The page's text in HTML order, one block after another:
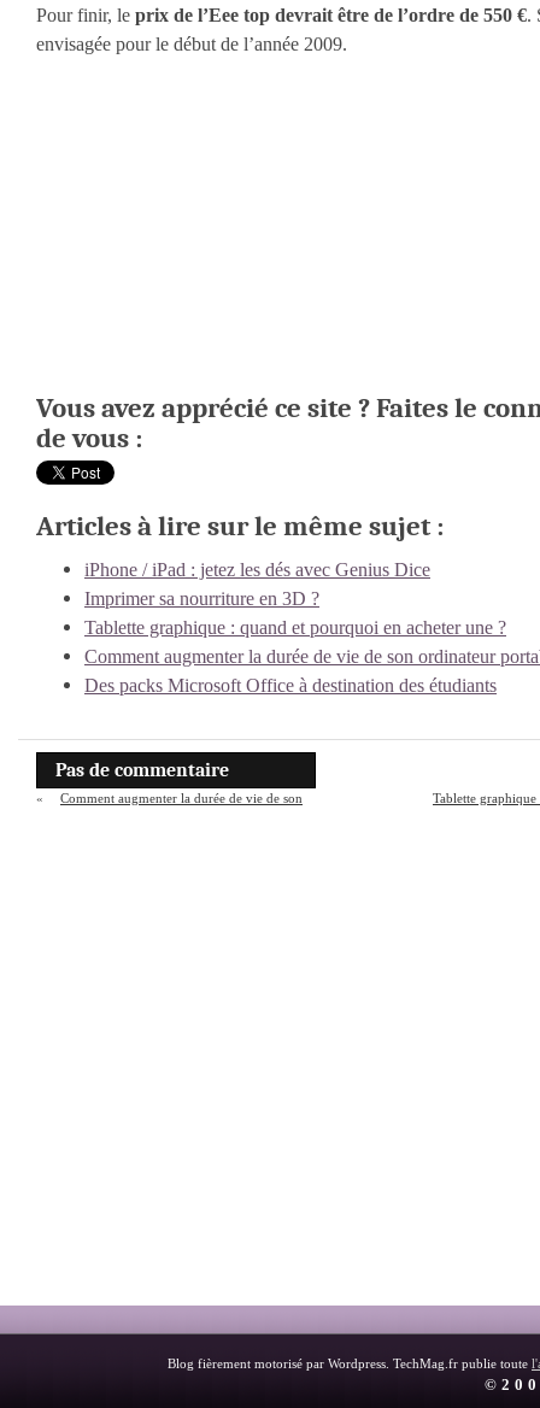
Pour finir, le prix de l’Eee top devrait être de l’ordre de 550 €.
envisagée pour le début de l’année 2009.
Vous avez apprécié ce site ? Faites le
de vous :
Articles à lire sur le même sujet :
iPhone / iPad : jetez les dés avec Genius Dice
Imprimer sa nourriture en 3D ?
Tablette graphique : quand et pourquoi en acheter une ?
Comment augmenter la durée de vie de son ordinateur
Des packs Microsoft Office à destination des étudiants
Pas de commentaire
«
Comment augmenter la durée de vie de son
Tablette
Blog fièrement motorisé par Wordpress. TechMag.fr publie toute